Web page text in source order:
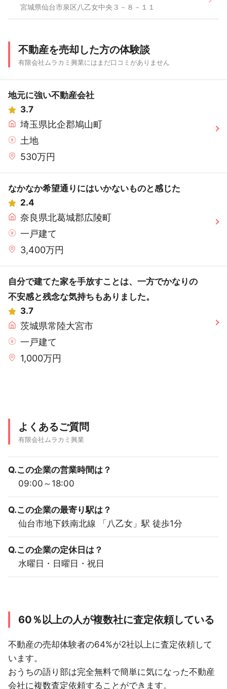
宮城県仙台市泉区八乙女中央３－８－１１
不動産を売却した方の体験談
有限会社ムラカミ興業にはまだ口コミがありません
地元に強い不動産会社
3.7
埼玉県比企郡鳩山町
土地
530万円
なかなか希望通りにはいかないものと感じた
2.4
奈良県北葛城郡広陵町
一戸建て
3,400万円
自分で建てた家を手放すことは、一方でかなりの
不安感と残念な気持ちもありました。
3.7
茨城県常陸大宮市
一戸建て
1,000万円
よくあるご質問
有限会社ムラカミ興業
Q.この企業の営業時間は？
09:00～18:00
Q.この企業の最寄り駅は？
仙台市地下鉄南北線 「八乙女」駅 徒歩1分
Q.この企業の定休日は？
水曜日・日曜日・祝日
60％以上の人が複数社に査定依頼している
不動産の売却体験者の64%が2社以上に査定依頼して
います。
おうちの語り部は完全無料で簡単に気になった不動産
会社に複数査定依頼することができます。